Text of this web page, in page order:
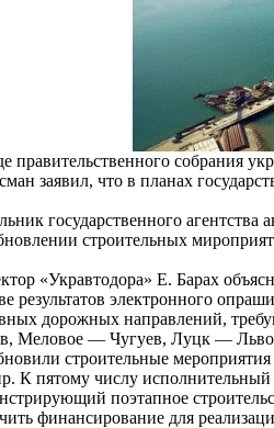
правительственного собрания
заявил, что в планах
государственного
строительных
«Укравтодора» Е. Барах
результатов электронного
дорожных направлений,
Меловое — Чугуев, Луцк —
строительные
К пятому числу
поэтапное
финансирование для